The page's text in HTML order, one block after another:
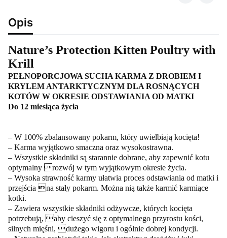
Opis
Nature’s Protection Kitten Poultry with
Krill
PEŁNOPORCJOWA SUCHA KARMA Z DROBIEM I
KRYLEM ANTARKTYCZNYM DLA ROSNĄCYCH
KOTÓW W OKRESIE ODSTAWIANIA OD MATKI
Do 12 miesiąca życia
– W 100% zbalansowany pokarm, który uwielbiają kocięta!
– Karma wyjątkowo smaczna oraz wysokostrawna.
– Wszystkie składniki są starannie dobrane, aby zapewnić kotu
optymalny rozwój w tym wyjątkowym okresie życia.
– Wysoka strawność karmy ułatwia proces odstawiania od matki i
przejścia na stały pokarm. Można nią także karmić karmiące
kotki.
– Zawiera wszystkie składniki odżywcze, których kocięta
potrzebują, aby cieszyć się z optymalnego przyrostu kości,
silnych mięśni, dużego wigoru i ogólnie dobrej kondycji.